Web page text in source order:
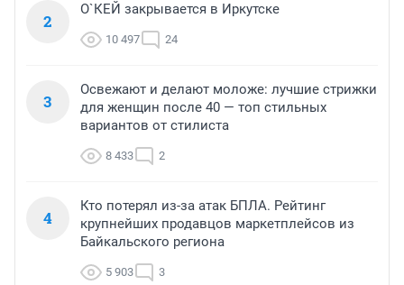
2
О`КЕЙ закрывается в Иркутске
10 497 24
3
Освежают и делают моложе: лучшие стрижки
для женщин после 40 — топ стильных
вариантов от стилиста
8 433 2
4
Кто потерял из-за атак БПЛА. Рейтинг
крупнейших продавцов маркетплейсов из
Байкальского региона
5 903 3